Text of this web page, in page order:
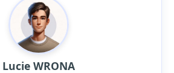
Lucie WRONA